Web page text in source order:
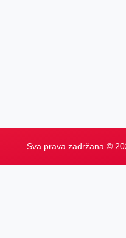
Sva prava zadržana ©